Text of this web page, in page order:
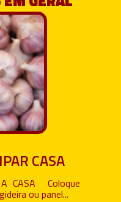
CASA
A CASA Coloque
ou panel...